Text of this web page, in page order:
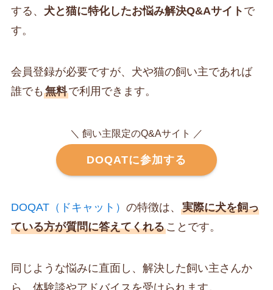
する、 犬と猫に特化したお悩み解決Q&Aサイト で
す。
会員登録が必要ですが、犬や猫の飼い主であれば
誰でも 無料で利用できます。
＼ 飼い主限定のQ&Aサイト ／
DOQATに参加する
DOQAT（ドキャット） の特徴は、 実際に犬を飼っ
ている方が質問に答えてくれることです。
同じような悩みに直面し、解決した飼い主さんか